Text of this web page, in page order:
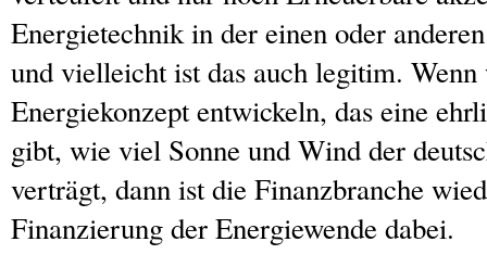
Energietechnik in der einen oder
und vielleicht ist das auch legitim.
Energiekonzept entwickeln, das eine
gibt, wie viel Sonne und Wind der
verträgt, dann ist die Finanzbranche
Finanzierung der Energiewende dabei.